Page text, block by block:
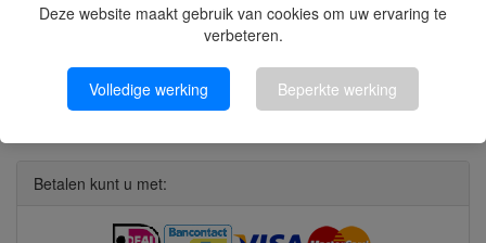
Deze website maakt gebruik van cookies om uw ervaring te
verbeteren.
Volledige werking Beperkte werking
Martyna
Betalen kunt u met: